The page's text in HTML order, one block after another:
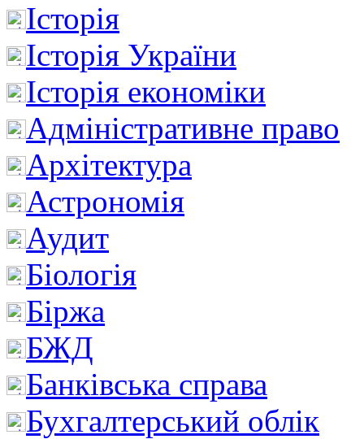
Історія
Історія України
Історія економіки
Адміністративне право
Архітектура
Астрономія
Аудит
Біологія
Біржа
БЖД
Банківська справа
Бухгалтерський облік